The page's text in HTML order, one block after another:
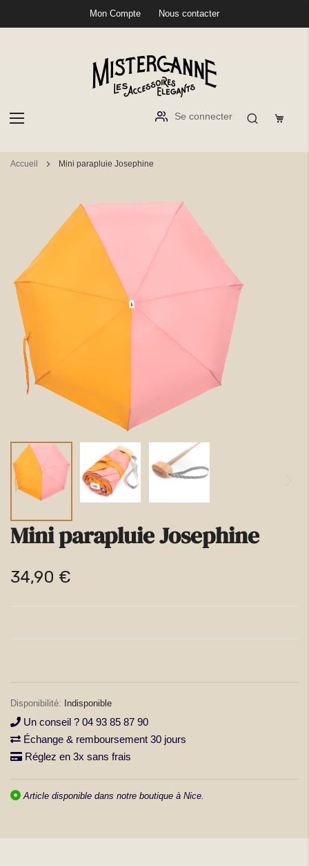
Mon Compte Nous contacter
Se connecter
Aller
Accueil Mini parapluie Josephine
fin
de
galerie
d’images
Passer
début
Galerie
Mini parapluie Josephine
34,90 €
Indisponible
Un conseil ? 04 93 85 87 90
Échange & remboursement 30 jours
Réglez en 3x sans frais
Article disponible dans notre boutique à Nice.